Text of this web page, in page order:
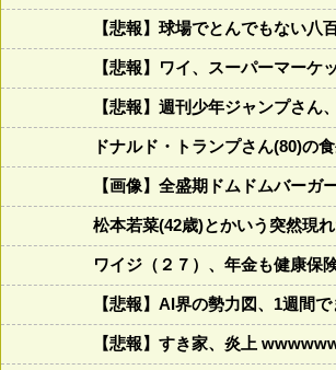
【悲報】球場でとんでもない
【悲報】ワイ、スーパーマー
【悲報】週刊少年ジャンプさ
ドナルド・トランプさん(80)の
【画像】全盛期ドムドムバー
松本若菜(42歳)とかいう突然現
ワイジ（２７）、年金も健康保
【悲報】AI界の勢力図、1週間
【悲報】すき家、炎上